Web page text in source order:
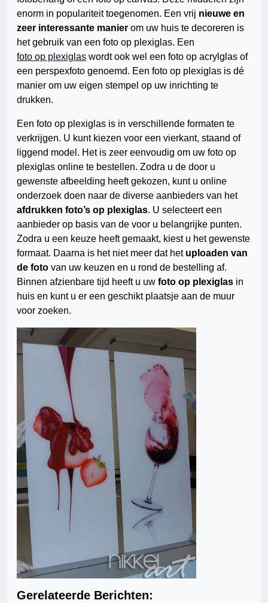
enorm in populariteit toegenomen. Een vrij nieuwe en
zeer interessante manier om uw huis te decoreren is
het gebruik van een foto op plexiglas. Een
foto op plexiglas wordt ook wel een foto op acrylglas of
een perspexfoto genoemd. Een foto op plexiglas is dé
manier om uw eigen stempel op uw inrichting te
drukken.
Een foto op plexiglas is in verschillende formaten te
verkrijgen. U kunt kiezen voor een vierkant, staand of
liggend model. Het is zeer eenvoudig om uw foto op
plexiglas online te bestellen. Zodra u de door u
gewenste afbeelding heeft gekozen, kunt u online
onderzoek doen naar de diverse aanbieders van het
afdrukken foto’s op plexiglas. U selecteert een
aanbieder op basis van de voor u belangrijke punten.
Zodra u een keuze heeft gemaakt, kiest u het gewenste
formaat. Daarna is het niet meer dat het uploaden van
de foto van uw keuzen en u rond de bestelling af.
Binnen afzienbare tijd heeft u uw foto op plexiglas in
huis en kunt u er een geschikt plaatsje aan de muur
voor zoeken.
Gerelateerde Berichten: